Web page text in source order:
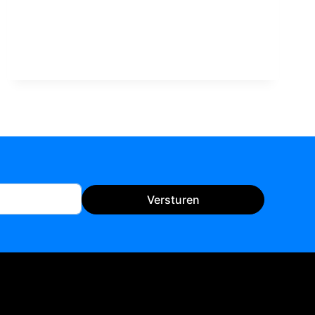
Versturen